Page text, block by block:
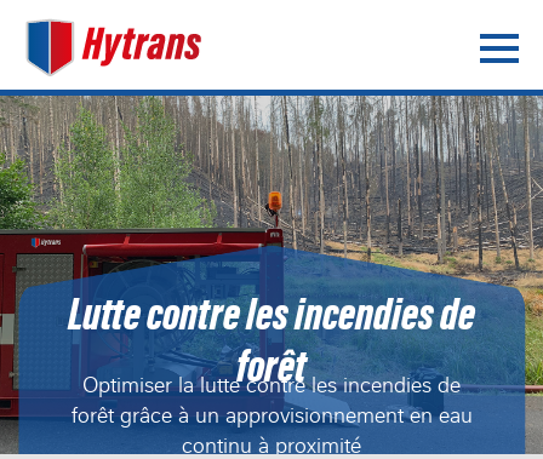
Lutte contre les incendies de
forêt
Optimiser la lutte contre les incendies de
forêt grâce à un approvisionnement en eau
continu à proximité